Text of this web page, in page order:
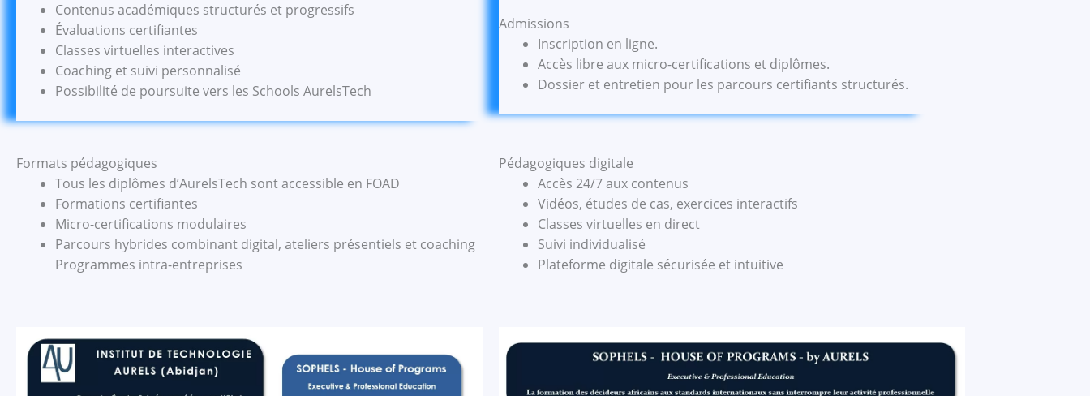
Contenus académiques structurés et progressifs
Évaluations certifiantes
Classes virtuelles interactives
Coaching et suivi personnalisé
Possibilité de poursuite vers les Schools AurelsTech
Admissions
Inscription en ligne.
Accès libre aux micro-certifications et diplômes.
Dossier et entretien pour les parcours certifiants structurés.
Formats pédagogiques
Tous les diplômes d’AurelsTech sont accessible en FOAD
Formations certifiantes
Micro-certifications modulaires
Parcours hybrides combinant digital, ateliers présentiels et coaching
Programmes intra-entreprises
Pédagogiques digitale
Accès 24/7 aux contenus
Vidéos, études de cas, exercices interactifs
Classes virtuelles en direct
Suivi individualisé
Plateforme digitale sécurisée et intuitive